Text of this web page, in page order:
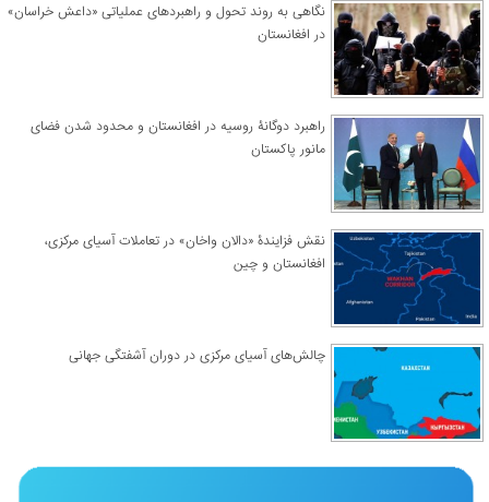
نگاهی به روند تحول و راهبردهای عملیاتی «داعش خراسان»
در افغانستان
راهبرد دوگانۀ روسیه در افغانستان و محدود شدن فضای
مانور پاکستان
نقش فزایندۀ «دالان واخان» در تعاملات آسیای مرکزی،
افغانستان و چین
چالش‌های آسیای مرکزی در دوران آشفتگی جهانی